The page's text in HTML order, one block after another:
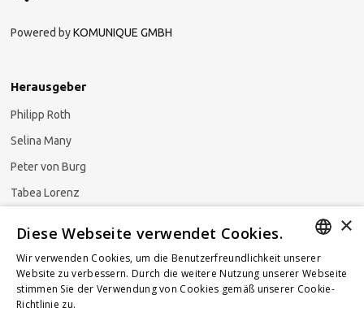
Powered byKOMUNIQUE GMBH
Herausgeber
Philipp Roth
Selina Many
Peter von Burg
Tabea Lorenz
Newsletter abonnieren
GERMAN
×
Diese Webseite verwendet Cookies.
Wir verwenden Cookies, um die Benutzerfreundlichkeit unserer
Website zu verbessern. Durch die weitere Nutzung unserer Webseite
stimmen Sie der Verwendung von Cookies gemäß unserer Cookie-
Richtlinie zu.